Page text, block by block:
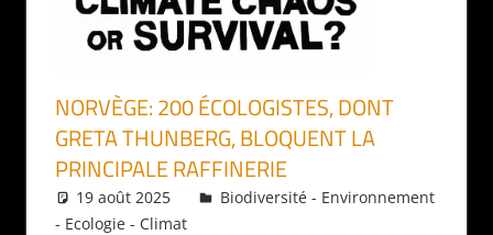
NORVÈGE: 200 ÉCOLOGISTES, DONT
GRETA THUNBERG, BLOQUENT LA
PRINCIPALE RAFFINERIE
19 août 2025 Daniel
Biodiversité - Environnement
- Ecologie - Climat